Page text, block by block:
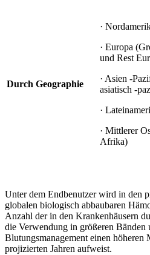
Durch Geographie
·
· Europa
und Rest
· Asien -
asiatisch -
·
· Mittlerer
Afrika)
Unter dem Endbenutzer wird in den
globalen biologisch abbaubaren
Anzahl der in den Krankenhäusern
die Verwendung in größeren
Blutungsmanagement einen höheren
projizierten Jahren aufweist.